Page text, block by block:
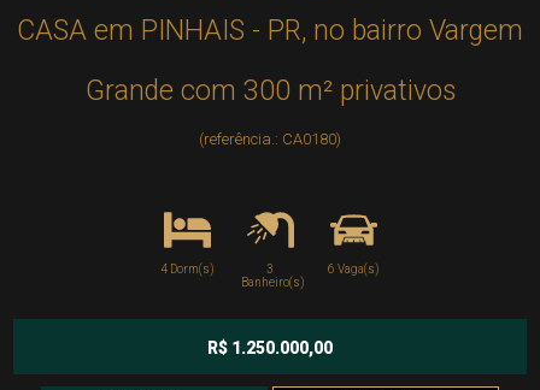
CASA em PINHAIS - PR, no bairro Vargem
Grande com 300 m² privativos
(referência.: CA0180)
4 Dorm(s)
3
Banheiro(s)
6 Vaga(s)
R$ 1.250.000,00